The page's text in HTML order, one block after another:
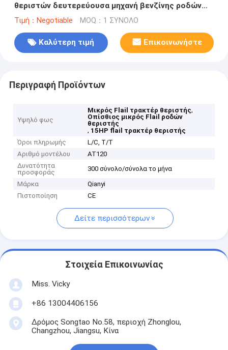
θεριστών δευτερεύουσα μηχανή βενζίνης ροδών
15HP ροδών οπίσθια
Τιμή：Negotiable MOQ：1 ΣΥΝΟΛΟ
Καλύτερη τιμή Επικοινωνήστε
Περιγραφή Προϊόντων
Υψηλό φως
Μικρός Flail τρακτέρ θεριστής,
Οπίσθιος μικρός Flail ροδών
θεριστής
, 15HP flail τρακτέρ θεριστής
Όροι πληρωμής
L/C, T/T
Αριθμό μοντέλου
AT120
Δυνατότητα
προσφοράς
300 σύνολο/σύνολα το μήνα
Μάρκα
Qianyi
Πιστοποίηση
CE
Δείτε περισσότερων
Στοιχεία Επικοινωνίας
Miss. Vicky
+86 13004406156
Δρόμος Songtao No.58, περιοχή Zhonglou,
Changzhou, Jiangsu, Κίνα